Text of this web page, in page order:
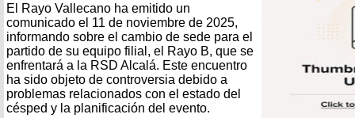
El Rayo Vallecano ha emitido un
comunicado el 11 de noviembre de 2025,
informando sobre el cambio de sede para el
partido de su equipo filial, el Rayo B, que se
enfrentará a la RSD Alcalá. Este encuentro
ha sido objeto de controversia debido a
problemas relacionados con el estado del
césped y la planificación del evento.